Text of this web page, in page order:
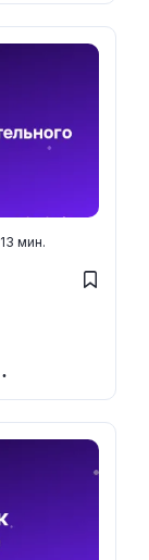
13 мин.